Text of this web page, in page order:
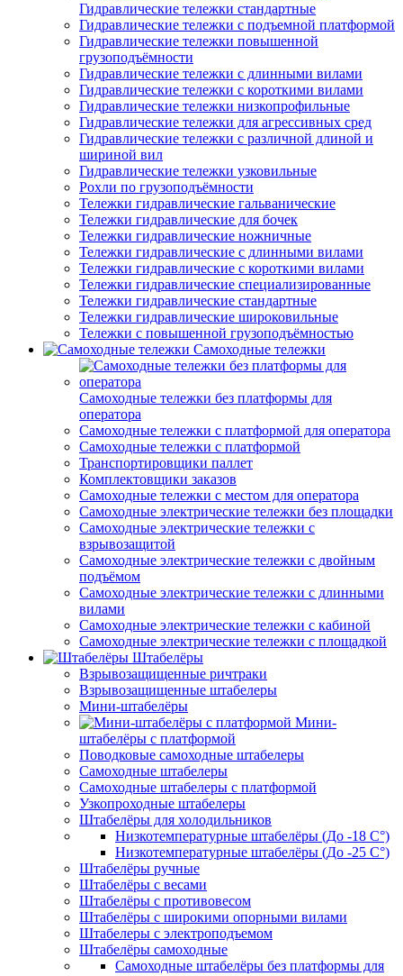
Гидравлические тележки стандартные
Гидравлические тележки с подъемной платформой
Гидравлические тележки повышенной
грузоподъёмности
Гидравлические тележки с длинными вилами
Гидравлические тележки с короткими вилами
Гидравлические тележки низкопрофильные
Гидравлические тележки для агрессивных сред
Гидравлические тележки с различной длиной и
шириной вил
Гидравлические тележки узковильные
Рохли по грузоподъёмности
Тележки гидравлические гальванические
Тележки гидравлические для бочек
Тележки гидравлические ножничные
Тележки гидравлические с длинными вилами
Тележки гидравлические с короткими вилами
Тележки гидравлические специализированные
Тележки гидравлические стандартные
Тележки гидравлические широковильные
Тележки с повышенной грузоподъёмностью
Самоходные тележки
Самоходные тележки без платформы для
оператора
Самоходные тележки с платформой для оператора
Самоходные тележки с платформой
Транспортировщики паллет
Комплектовщики заказов
Самоходные тележки с местом для оператора
Самоходные электрические тележки без площадки
Самоходные электрические тележки с
взрывозащитой
Самоходные электрические тележки с двойным
подъёмом
Самоходные электрические тележки с длинными
вилами
Самоходные электрические тележки с кабиной
Самоходные электрические тележки с площадкой
Штабелёры
Взрывозащищенные ричтраки
Взрывозащищенные штабелеры
Мини-штабелёры
Мини-
штабелёры с платформой
Поводковые самоходные штабелеры
Самоходные штабелеры
Самоходные штабелеры с платформой
Узкопроходные штабелеры
Штабелёры для холодильников
Низкотемпературные штабелёры (До -18 C°)
Низкотемпературные штабелёры (До -25 C°)
Штабелёры ручные
Штабелёры с весами
Штабелёры с противовесом
Штабелёры с широкими опорными вилами
Штабелеры с электроподъемом
Штабелёры самоходные
Самоходные штабелёры без платформы для